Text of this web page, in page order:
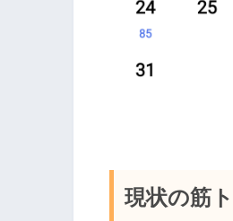
現状の筋